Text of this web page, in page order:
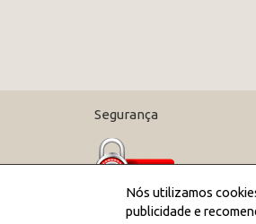
Segurança
Nós utilizamos
publicidade e